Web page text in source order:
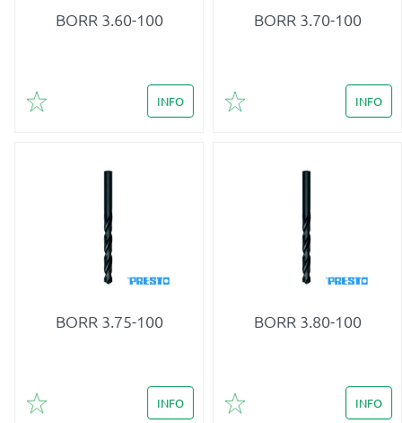
BORR 3.60-100
Lägg till i favoriter
INFO
BORR 3.70-100
Lägg till i favoriter
INFO
BORR 3.75-100
Lägg till i favoriter
INFO
BORR 3.80-100
Lägg till i favoriter
INFO